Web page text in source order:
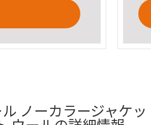
ノーカラージャケ